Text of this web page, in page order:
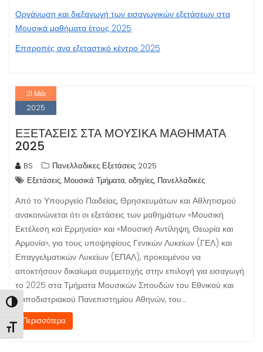
Εναλλαγή Υψηλής Αντίθεσης
Εναλλαγή Μεγέθους Γραμμάτων
Οργάνωση και διεξαγωγή των εισαγωγικών εξετάσεων στα
Μουσικά μαθήματα έτους 2025
Επιτροπές ανα εξεταστικό κέντρο 2025
21 Μάι
2025
ΕΞΕΤΆΣΕΙΣ ΣΤΑ ΜΟΥΣΙΚΆ ΜΑΘΉΜΑΤΑ
2025
BS
Πανελλαδικες Εξετάσεις 2025
Εξετάσεις, Μουσικά Τμήματα, οδηγίες, Πανελλαδικές
Από το Υπουργείο Παιδείας, Θρησκευμάτων και Αθλητισμού
ανακοινώνεται ότι οι εξετάσεις των μαθημάτων «Μουσική
Εκτέλεση και Ερμηνεία» και «Μουσική Αντίληψη, Θεωρία και
Αρμονία», για τους υποψηφίους Γενικών Λυκείων (ΓΕΛ) και
Επαγγελματικών Λυκείων (ΕΠΑΛ), προκειμένου να
αποκτήσουν δικαίωμα συμμετοχής στην επιλογή για εισαγωγή
το 2025 στα Τμήματα Μουσικών Σπουδών του Εθνικού και
Καποδιστριακού Πανεπιστημίου Αθηνών, του…
Περισσότερα